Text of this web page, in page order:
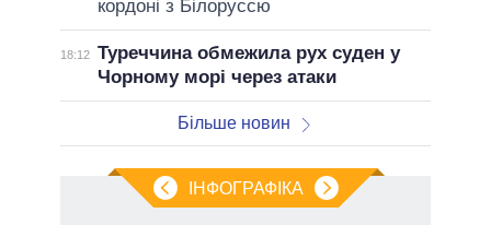
кордоні з Білоруссю
18:12 Туреччина обмежила рух суден у
Чорному морі через атаки
Більше новин
ІНФОГРАФІКА